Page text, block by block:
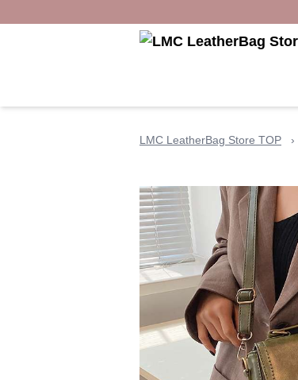
LMC LeatherBag Store TOP ›